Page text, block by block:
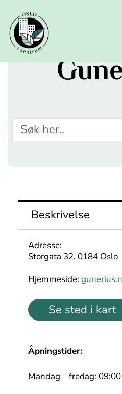
innholdet
Søk
Beskrivelse
Adresse:
Storgata 32, 0184 Oslo
Hjemmeside:
Se sted i kart
Åpningstider:
Mandag – fredag: